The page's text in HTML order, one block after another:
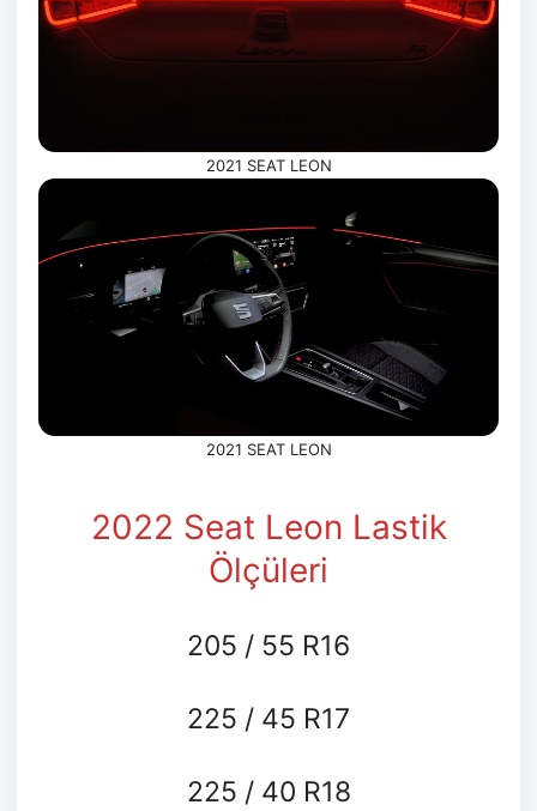
2021 SEAT LEON
2021 SEAT LEON
2022 Seat Leon Lastik
Ölçüleri
205 / 55 R16
225 / 45 R17
225 / 40 R18